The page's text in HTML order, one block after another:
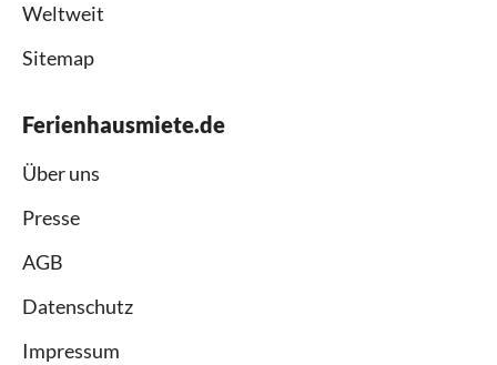
Weltweit
Sitemap
Ferienhausmiete.de
Über uns
Presse
AGB
Datenschutz
Impressum